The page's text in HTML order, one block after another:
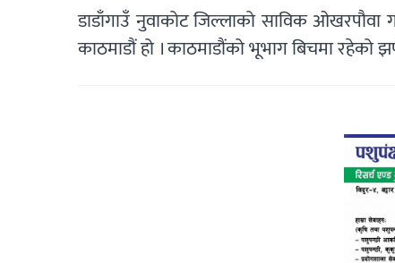
डाडाँगाउँ नुवाकोट जिल्लाको साविक ओखरपौवा
काठमाडौं हो । काठमाडौंको भूभाग बिचमा रहेको